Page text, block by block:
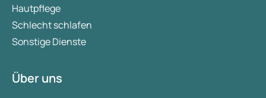
Hautpflege
Schlecht schlafen
Sonstige Dienste
Über uns